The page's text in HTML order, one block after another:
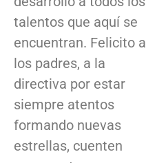
talentos que aquí se
encuentran. Felicito a
los padres, a la
directiva por estar
siempre atentos
formando nuevas
estrellas, cuenten